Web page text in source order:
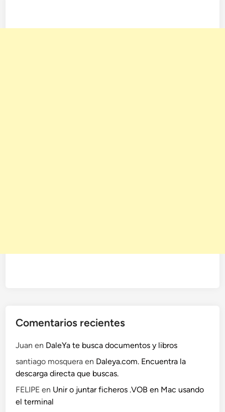
Comentarios recientes
Juan en DaleYa te busca documentos y libros
santiago mosquera en Daleya.com. Encuentra la
descarga directa que buscas.
FELIPE en Unir o juntar ficheros .VOB en Mac usando
el terminal